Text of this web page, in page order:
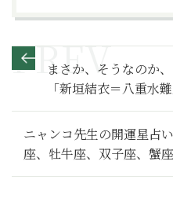
まさか、そうなのか
「新垣結衣＝八重水
たい！【鎌倉殿の13
ニャンコ先生の開運星占
座、牡牛座、双子座、蟹